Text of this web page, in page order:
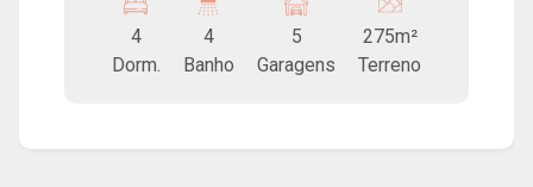
dormitórios inteiramente modulados, dos quais
1 deles é suíte master, com closet e hidro, sala
ampla, com painel e sanca, cozinha modulada,
varanda gourmet e churrasqueira, quarto e
4
Dorm.
4
Banho
5
Garagens
275m²
Terreno